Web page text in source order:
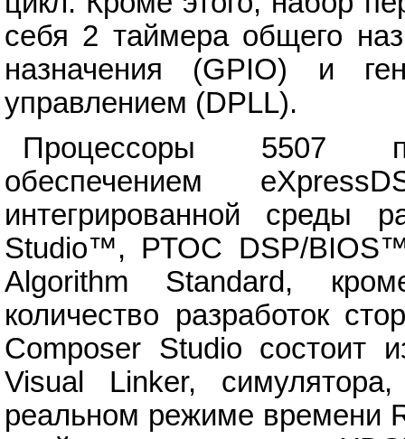
себя 2 таймера общего
назначения (GPIO) и
управлением (DPLL).
Процессоры 5507
обеспечением
интегрированной среды
Studio™, РТОС DSP/
Algorithm Standard,
количество разработок
Composer Studio состоит
Visual Linker,
реальном режиме времени